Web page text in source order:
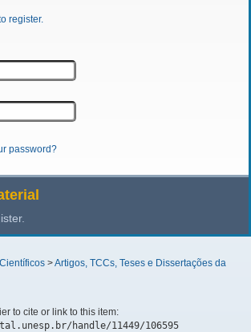
register.
password?
>Artigos, TCCs, Teses e Dissertações da
to cite or link to this item:
handle/11449/106595